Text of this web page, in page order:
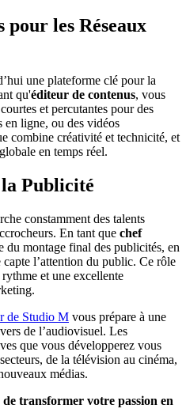
les Réseaux
une plateforme clé pour la
qu'éditeur de contenus, vous
et percutantes pour des
en ligne, ou des vidéos
combine créativité et technicité, et
en temps réel.
Publicité
constamment des talents
En tant que chef
du montage final des publicités, en
l’attention du public. Ce rôle
et une excellente
de Studio M vous prépare à une
de l’audiovisuel. Les
que vous développerez vous
de la télévision au cinéma,
médias.
transformer votre passion en